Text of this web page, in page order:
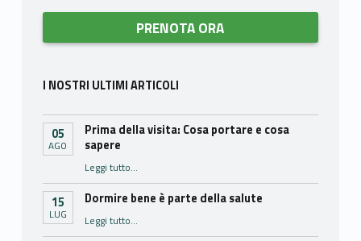
PRENOTA ORA
I NOSTRI ULTIMI ARTICOLI
05
AGO
Prima della visita: Cosa portare e cosa
sapere
Leggi tutto…
15
LUG
Dormire bene è parte della salute
Leggi tutto…